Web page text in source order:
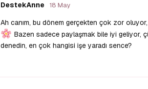
DestekAnne 18 May
Ah canım, bu dönem gerçekten çok zor
Bazen sadece paylaşmak bile iyi geliyor,
denedin, en çok hangisi işe yaradı sence?